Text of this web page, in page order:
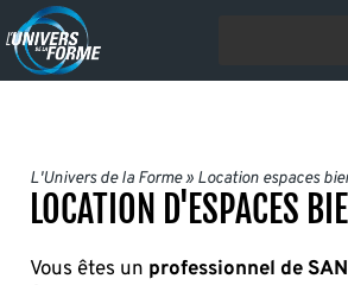
L'Univers de la Forme» Location espaces
LOCATION D'ESPACES
Vous êtes un professionnel de